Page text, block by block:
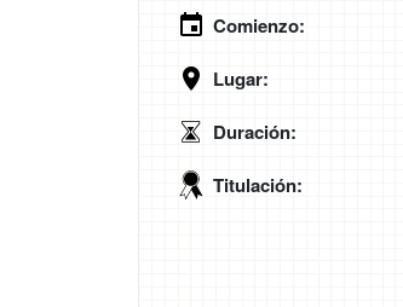
Comienzo:
Lugar:
Duración:
Titulación: